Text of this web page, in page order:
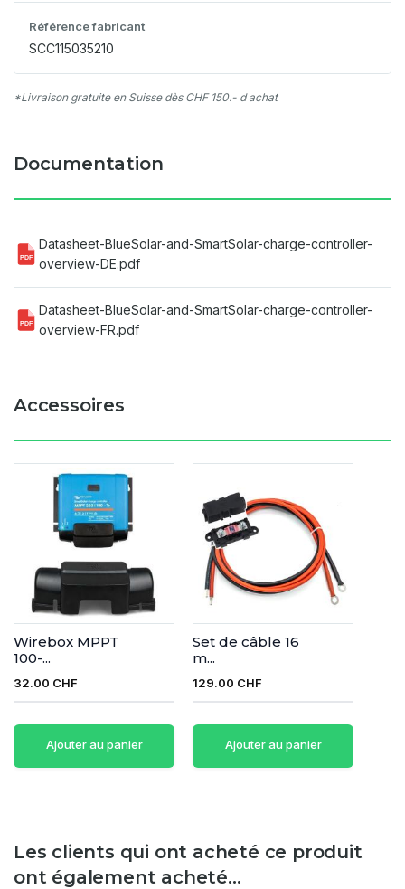
Référence fabricant
SCC115035210
*Livraison gratuite en Suisse dès CHF 150.- d achat
Documentation
PDF
Datasheet-BlueSolar-and-SmartSolar-charge-controller-
overview-DE.pdf
PDF
Datasheet-BlueSolar-and-SmartSolar-charge-controller-
overview-FR.pdf
Accessoires
Wirebox MPPT
100-...
32.00 CHF
Ajouter au panier
Set de câble 16
m...
129.00 CHF
Ajouter au panier
Les clients qui ont acheté ce produit
ont également acheté...